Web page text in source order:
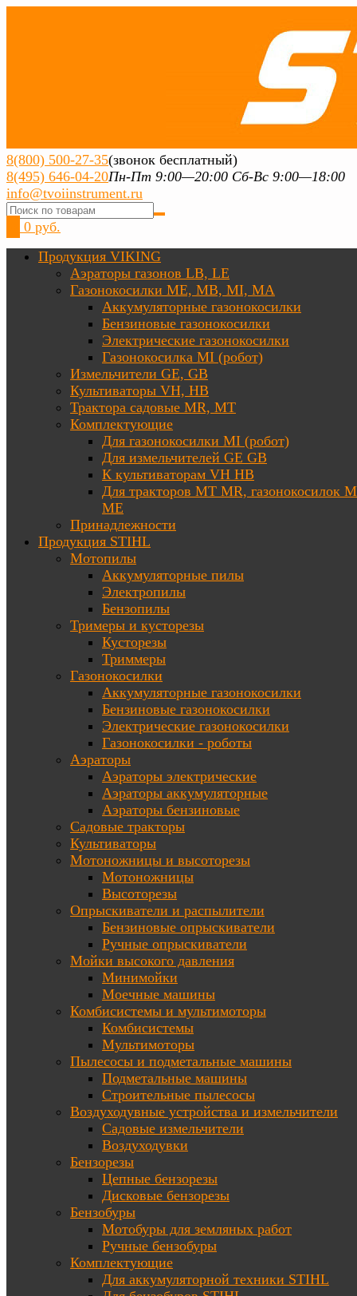
8(800) 500-27-35(звонок бесплатный)
8(495) 646-04-20Пн-Пт 9:00—20:00 Сб-Вс 9:00—18:00
info@tvoiinstrument.ru
0 руб.
Продукция VIKING
Аэраторы газонов LB, LE
Газонокосилки ME, MB, MI, MA
Аккумуляторные газонокосилки
Бензиновые газонокосилки
Электрические газонокосилки
Газонокосилка MI (робот)
Измельчители GE, GB
Культиваторы VH, HB
Трактора садовые MR, MT
Комплектующие
Для газонокосилки MI (робот)
Для измельчителей GE GB
К культиваторам VH HB
Для тракторов МТ MR, газонокосилок
ME
Принадлежности
Продукция STIHL
Мотопилы
Аккумуляторные пилы
Электропилы
Бензопилы
Тримеры и кусторезы
Кусторезы
Триммеры
Газонокосилки
Аккумуляторные газонокосилки
Бензиновые газонокосилки
Электрические газонокосилки
Газонокосилки - роботы
Аэраторы
Аэраторы электрические
Аэраторы аккумуляторные
Аэраторы бензиновые
Садовые тракторы
Культиваторы
Мотоножницы и высоторезы
Мотоножницы
Высоторезы
Опрыскиватели и распылители
Бензиновые опрыскиватели
Ручные опрыскиватели
Мойки высокого давления
Минимойки
Моечные машины
Комбисистемы и мультимоторы
Комбисистемы
Мультимоторы
Пылесосы и подметальные машины
Подметальные машины
Строительные пылесосы
Воздуходувные устройства и измельчители
Садовые измельчители
Воздуходувки
Бензорезы
Цепные бензорезы
Дисковые бензорезы
Бензобуры
Мотобуры для земляных работ
Ручные бензобуры
Комплектующие
Для аккумуляторной техники STIHL